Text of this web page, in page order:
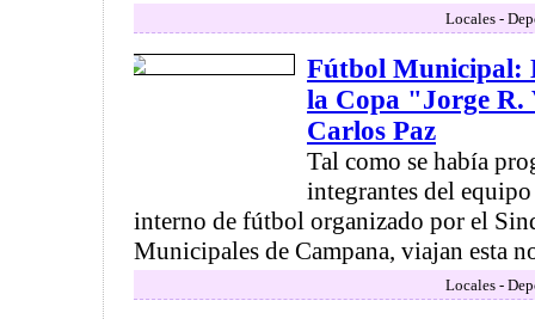
Locales -
Fútbol Municipal:
la Copa "Jorge
Carlos Paz
Tal como se había
integrantes del
interno de fútbol organizado por el
Municipales de Campana, viajan esta
Locales -